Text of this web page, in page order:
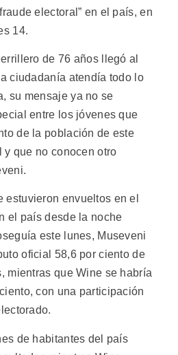
electoral” en el país, en
14.
de 76 años llegó al
ciudadanía atendía todo lo
su mensaje ya no se
entre los jóvenes que
de la población de este
que no conocen otro
estuvieron envueltos en el
el país desde la noche
este lunes, Museveni
oficial 58,6 por ciento de
mientras que Wine se habría
con una participación
de habitantes del país